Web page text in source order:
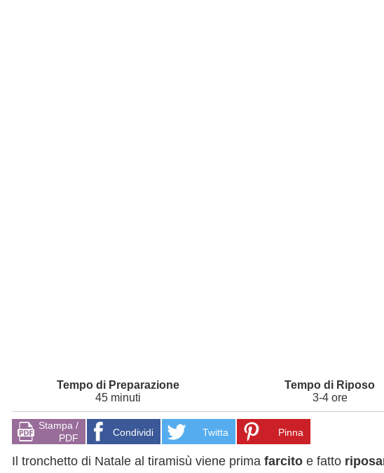
45 minuti 3-4 ore
Stampa /
PDF
Condividi Twitta Pinna
Il tronchetto di Natale al tiramisù viene prima farcito e fatto